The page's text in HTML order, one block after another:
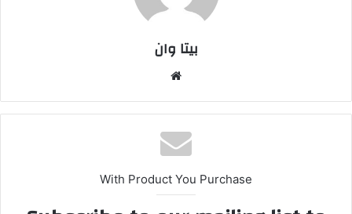
بیتا وان
With Product You Purchase